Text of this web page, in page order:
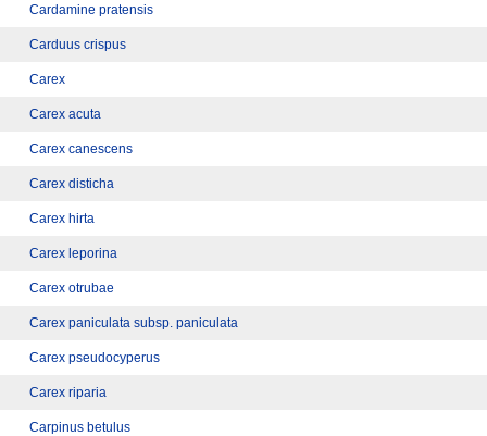
Cardamine pratensis
Carduus crispus
Carex
Carex acuta
Carex canescens
Carex disticha
Carex hirta
Carex leporina
Carex otrubae
Carex paniculata subsp. paniculata
Carex pseudocyperus
Carex riparia
Carpinus betulus